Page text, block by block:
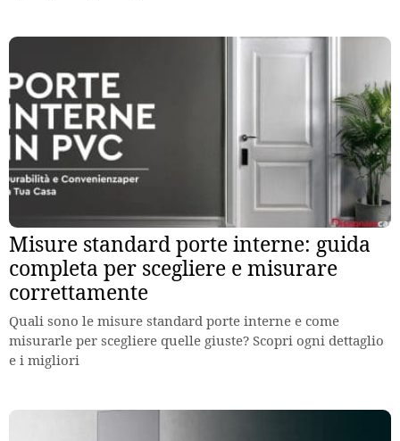
Misure standard porte interne: guida
completa per scegliere e misurare
correttamente
Quali sono le misure standard porte interne e come
misurarle per scegliere quelle giuste? Scopri ogni dettaglio
e i migliori